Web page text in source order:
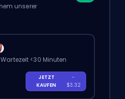
unserer
<30 Minuten
JETZT
KAUFEN
-
$3.32